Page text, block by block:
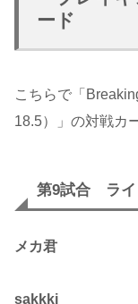
ード
こちらで「
18.5）」の対戦カ
第9試合 ライ
メカ君
sakkki